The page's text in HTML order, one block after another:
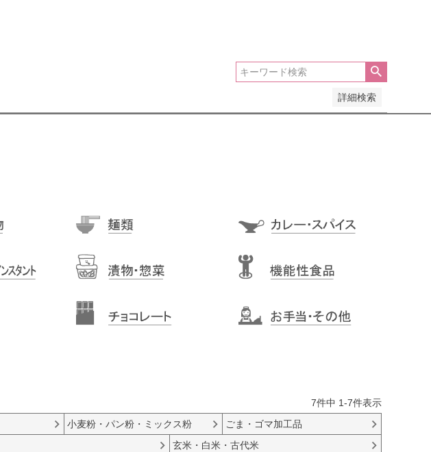
詳細検索
7件中 1-7件表示
小麦粉・パン粉・ミックス粉
ごま・ゴマ加工品
玄米・白米・古代米